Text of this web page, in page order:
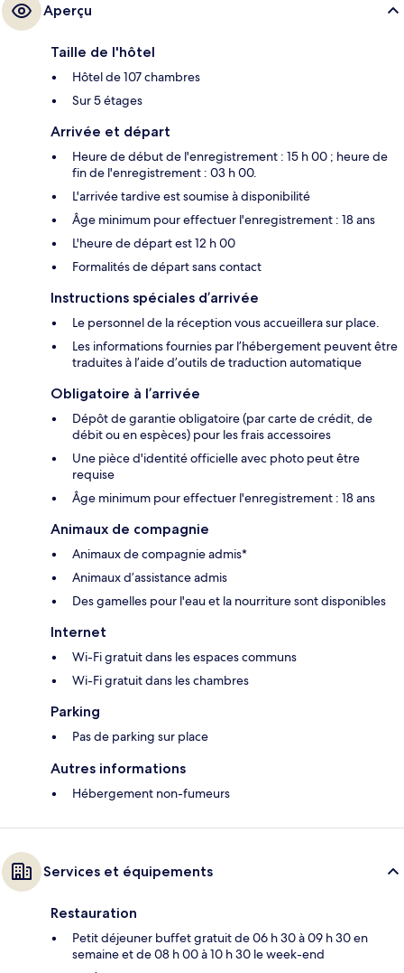
Aperçu
Taille de l'hôtel
Hôtel de 107 chambres
Sur 5 étages
Arrivée et départ
Heure de début de l'enregistrement : 15 h 00 ; heure de
fin de l'enregistrement : 03 h 00.
L'arrivée tardive est soumise à disponibilité
Âge minimum pour effectuer l'enregistrement : 18 ans
L'heure de départ est 12 h 00
Formalités de départ sans contact
Instructions spéciales d’arrivée
Le personnel de la réception vous accueillera sur place.
Les informations fournies par l’hébergement peuvent être
traduites à l’aide d’outils de traduction automatique
Obligatoire à l’arrivée
Dépôt de garantie obligatoire (par carte de crédit, de
débit ou en espèces) pour les frais accessoires
Une pièce d'identité officielle avec photo peut être
requise
Âge minimum pour effectuer l'enregistrement : 18 ans
Animaux de compagnie
Animaux de compagnie admis*
Animaux d’assistance admis
Des gamelles pour l'eau et la nourriture sont disponibles
Internet
Wi-Fi gratuit dans les espaces communs
Wi-Fi gratuit dans les chambres
Parking
Pas de parking sur place
Autres informations
Hébergement non-fumeurs
Services et équipements
Restauration
Petit déjeuner buffet gratuit de 06 h 30 à 09 h 30 en
semaine et de 08 h 00 à 10 h 30 le week-end